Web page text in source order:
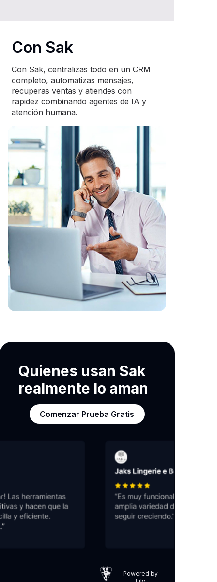
Con Sak
Con Sak, centralizas todo en un CRM
completo, automatizas mensajes,
recuperas ventas y atiendes con
rapidez combinando agentes de IA y
atención humana.
Quienes usan Sak
realmente lo aman
Comenzar Prueba Gratis
Powered by